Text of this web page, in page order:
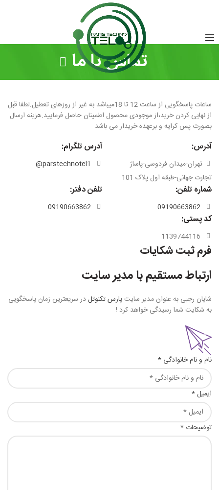
تماس با ما
ساعات پاسخگویی از ساعت 12 تا 18میباشد به غیر از روزهای تعطیل.لطفا قبل
از نهایی کردن خرید،از موجودی محصول اطمینان حاصل فرمایید.هزینه ارسال
بصورت پس کرایه و برعهده خریدار می باشد
آدرس:
تهران-میدان فردوسی-پاساژ
تجارت جهانی-طبقه اول پلاک 101
آدرس تلگرام:
parstechnotel1@
شماره تلفن:
09190663862
تلفن دفتر:
09190663862
کد پستی:
فرم ثبت شکایات
ارتباط مستقیم با مدیر سایت
شایان رجبی به عنوان مدیر سایتپارس تکنوتلدر سریعترین زمان پاسخگویی
به شکایت شما رسیدگی خواهد کرد !
نام و نام خانوادگی *
ایمیل *
توضیحات *